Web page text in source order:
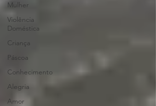
Mulher
Violência
Doméstica
Criança
Páscoa
Conhecimento
Alegria
Amor